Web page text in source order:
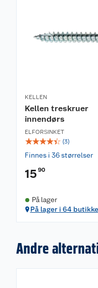
KELLEN
Kellen treskruer
innendørs
ELFORSINKET
☆☆☆☆☆ (3)
Finnes i 36 størrelser
15 90
På lager
På lager i 64
Andre